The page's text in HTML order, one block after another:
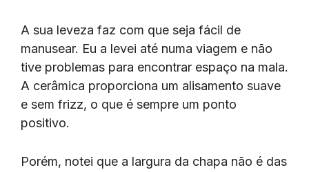
A sua leveza faz com que seja fácil de
manusear. Eu a levei até numa viagem e não
tive problemas para encontrar espaço na mala.
A cerâmica proporciona um alisamento suave
e sem frizz, o que é sempre um ponto
positivo.
Porém, notei que a largura da chapa não é das